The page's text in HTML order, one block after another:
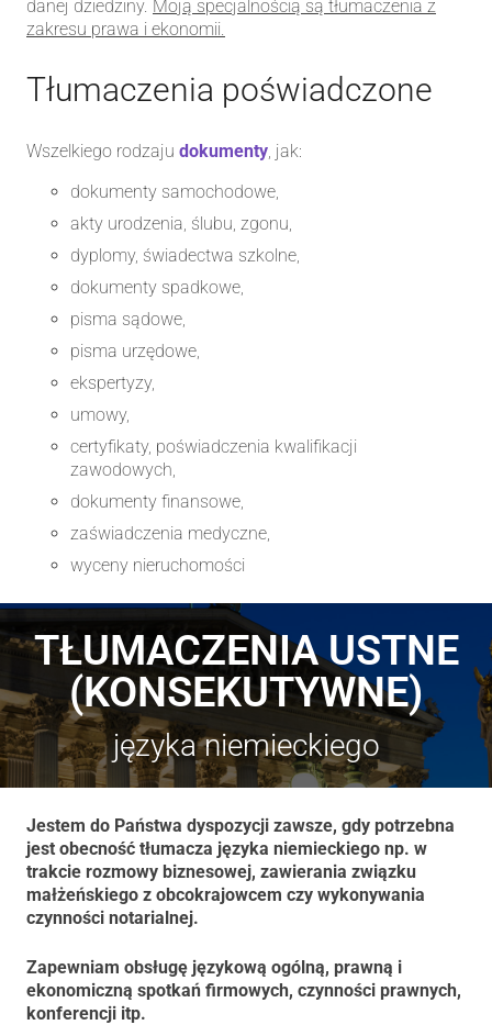
danej dziedziny. Moją specjalnością są tłumaczenia z
zakresu prawa i ekonomii.
Tłumaczenia poświadczone
Wszelkiego rodzaju dokumenty , jak:
dokumenty samochodowe,
akty urodzenia, ślubu, zgonu,
dyplomy, świadectwa szkolne,
dokumenty spadkowe,
pisma sądowe,
pisma urzędowe,
ekspertyzy,
umowy,
certyfikaty, poświadczenia kwalifikacji
zawodowych,
dokumenty finansowe,
zaświadczenia medyczne,
wyceny nieruchomości
TŁUMACZENIA USTNE
(KONSEKUTYWNE)
języka niemieckiego
Jestem do Państwa dyspozycji zawsze, gdy potrzebna
jest obecność tłumacza języka niemieckiego np. w
trakcie rozmowy biznesowej, zawierania związku
małżeńskiego z obcokrajowcem czy wykonywania
czynności notarialnej.
Zapewniam obsługę językową ogólną, prawną i
ekonomiczną spotkań firmowych, czynności prawnych,
konferencji itp.